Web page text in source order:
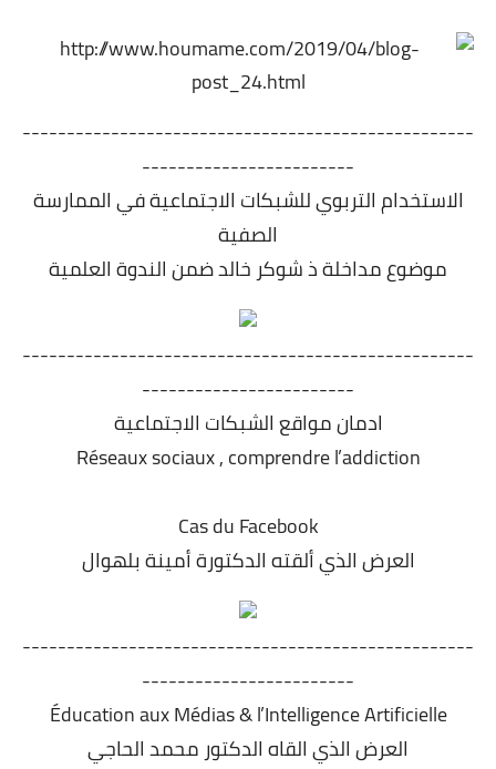
---------------------------------------------------
------------------------
الاستخدام التربوي للشبكات الاجتماعية في الممارسة
الصفية
موضوع مداخلة ذ شوكر خالد ضمن الندوة العلمية
---------------------------------------------------
------------------------
ادمان مواقع الشبكات الاجتماعية
Réseaux sociaux , comprendre l’addiction
Cas du Facebook
العرض الذي ألقته الدكتورة أمينة بلهوال
---------------------------------------------------
------------------------
Éducation aux Médias & l’Intelligence Artificielle
العرض الذي القاه الدكتور محمد الحاجي